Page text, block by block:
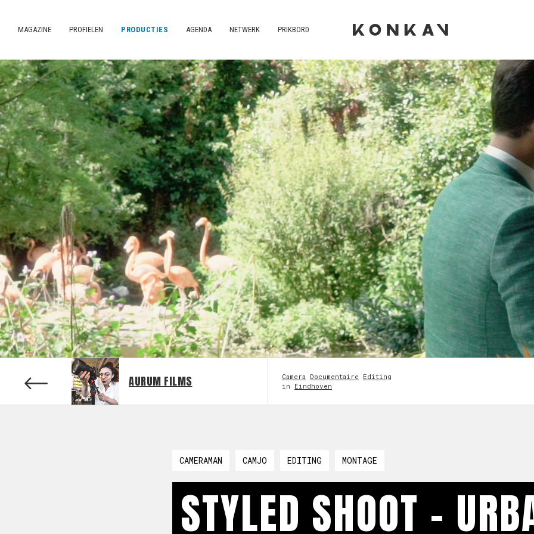
MAGAZINE PROFIELEN PRODUCTIES AGENDA NETWERK PRIKBORD
AURUM FILMS Camera Documentaire Editing
in Eindhoven
CAMERAMAN CAMJO EDITING MONTAGE
STYLED SHOOT -